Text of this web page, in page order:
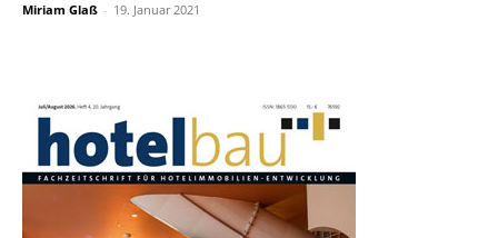
Miriam Glaß - 19. Januar 2021